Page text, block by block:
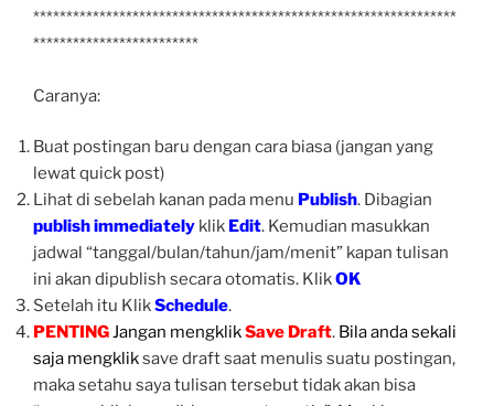
****************************************************************
*************************
Caranya:
Buat postingan baru dengan cara biasa (jangan yang
lewat quick post)
Lihat di sebelah kanan pada menu Publish. Dibagian
publish immediately klik Edit. Kemudian masukkan
jadwal “tanggal/bulan/tahun/jam/menit” kapan tulisan
ini akan dipublish secara otomatis. KlikOK
Setelah itu KlikSchedule.
PENTINGJangan mengklikSave Draft. Bila anda sekali
saja mengkliksave draft saat menulis suatu postingan,
maka setahu saya tulisan tersebut tidak akan bisa